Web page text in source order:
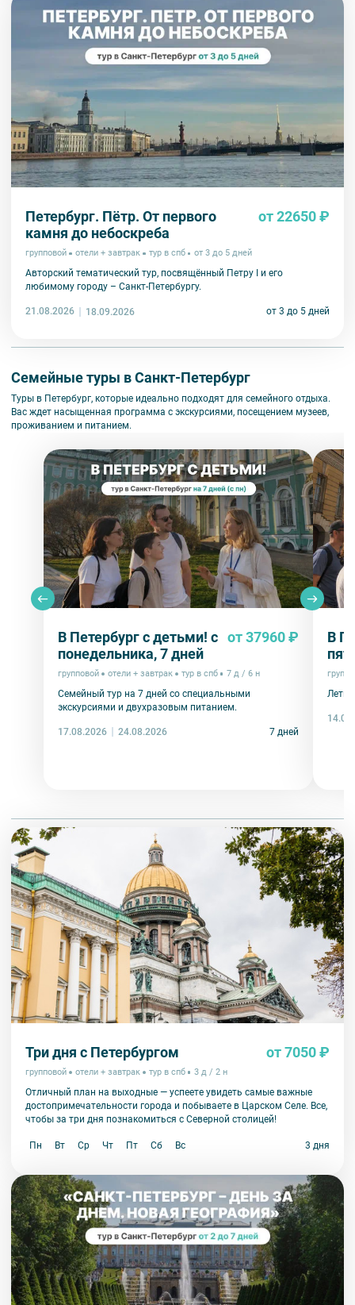
Петербург. Пётр. От первого
камня до небоскреба
от 22650 ₽
групповой отели + завтрак тур в спб от 3 до 5 дней
Авторский тематический тур, посвящённый Петру I и его
любимому городу – Санкт-Петербургу.
21.08.2026 18.09.2026 от 3 до 5 дней
Семейные туры в Санкт-Петербург
Туры в Петербург, которые идеально подходят для семейного отдыха.
Вас ждет насыщенная программа с экскурсиями, посещением музеев,
проживанием и питанием.
В Петербург с детьми! с
понедельника, 7 дней
от 37960 ₽
групповой отели + завтрак тур в спб 7 д / 6 н
Семейный тур на 7 дней со специальными
экскурсиями и двухразовым питанием.
17.08.2026 24.08.2026 7 дней
В
Три дня с Петербургом от 7050 ₽
групповой отели + завтрак тур в спб 3 д / 2 н
Отличный план на выходные — успеете увидеть самые важные
достопримечательности города и побываете в Царском Селе. Все,
чтобы за три дня познакомиться с Северной столицей!
Пн Вт Ср Чт Пт Сб Вс 3 дня